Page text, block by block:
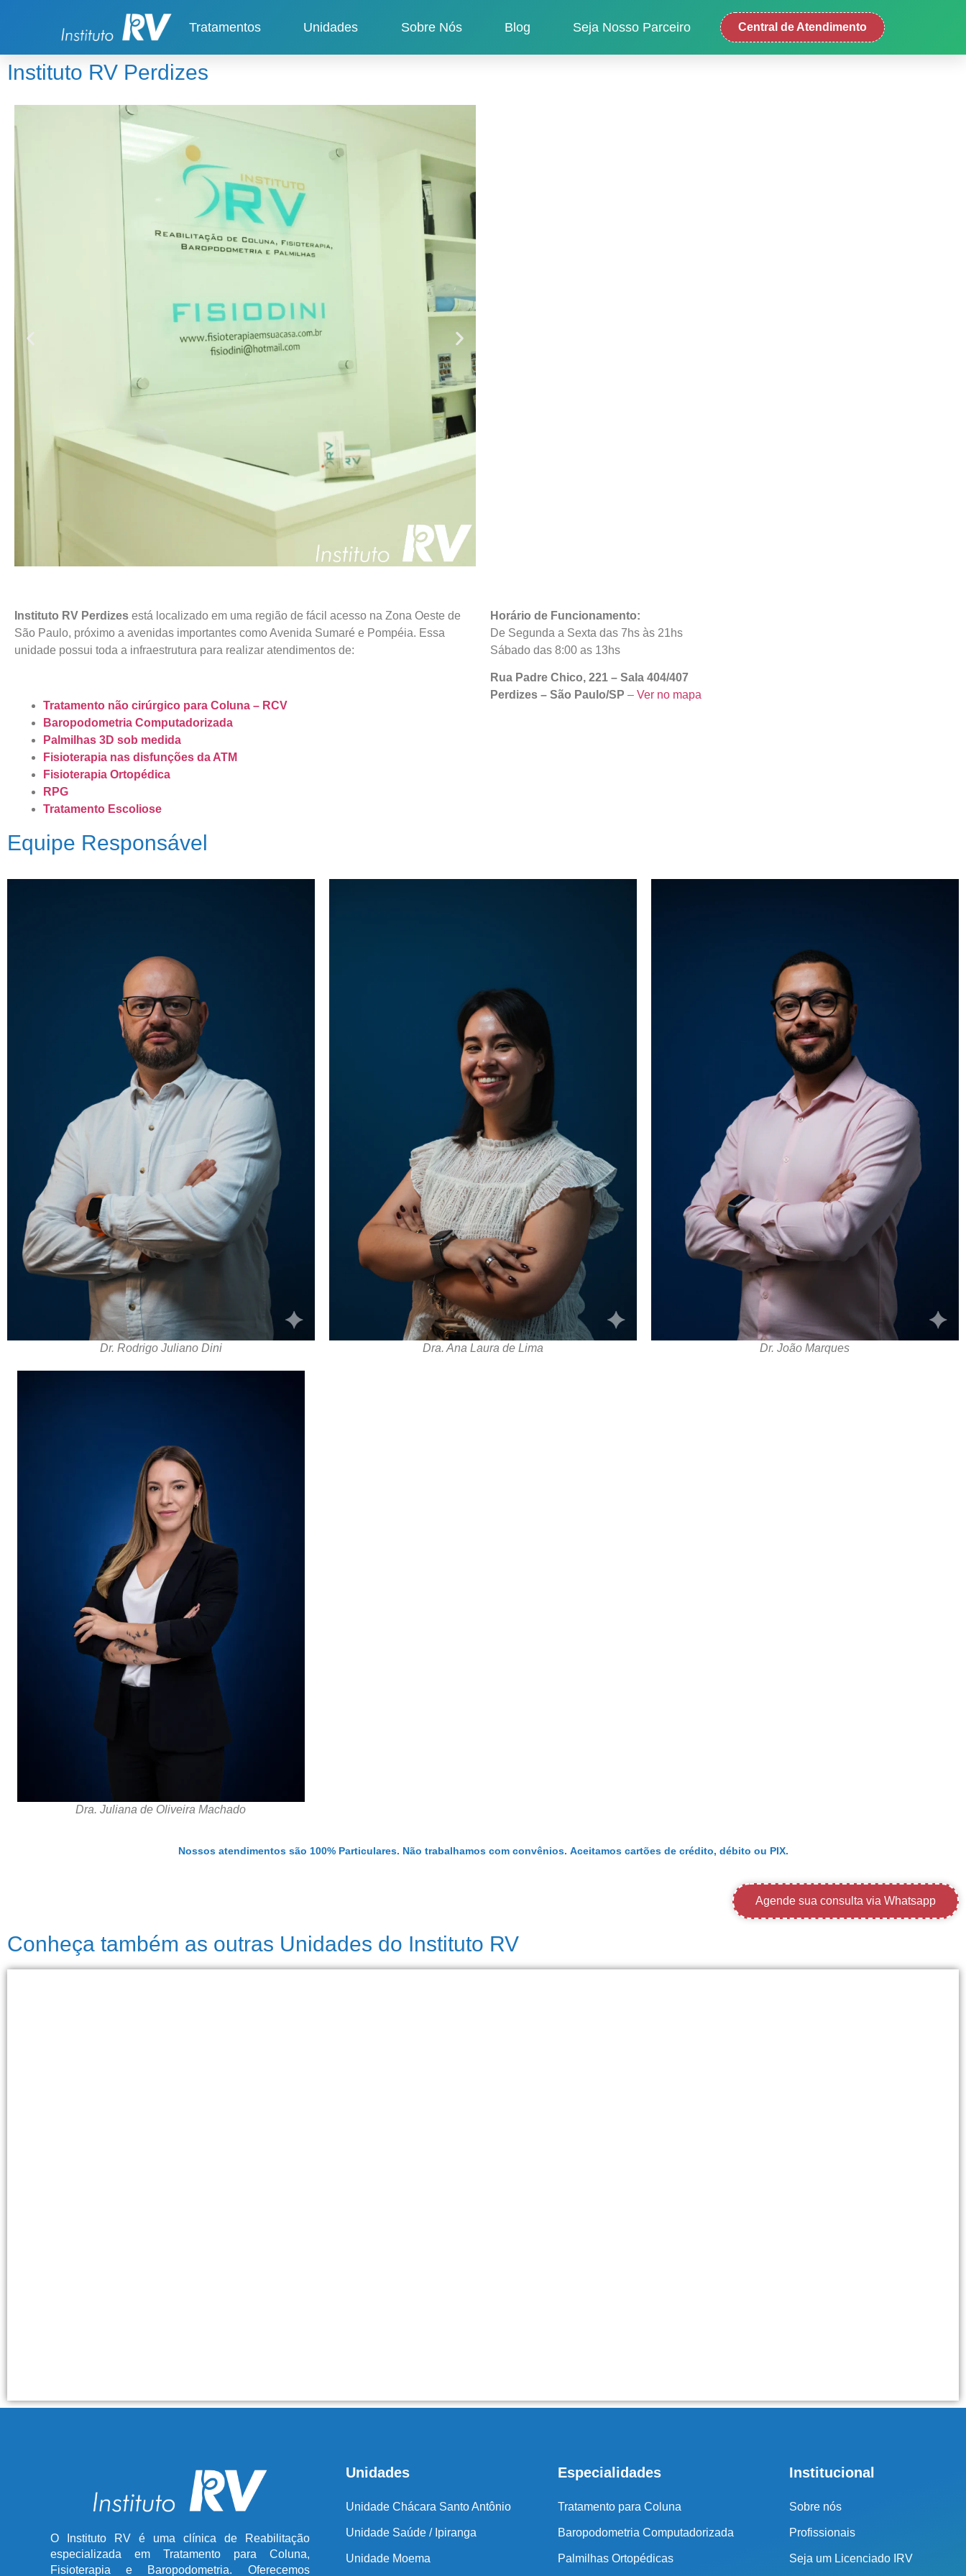
Tratamentos Unidades Sobre Nós Blog Seja Nosso Parceiro Central de Atendimento
Instituto RV Perdizes
Instituto RV Perdizes está localizado em uma região de fácil acesso na Zona Oeste de
São Paulo, próximo a avenidas importantes como Avenida Sumaré e Pompéia. Essa
unidade possui toda a infraestrutura para realizar atendimentos de:
Tratamento não cirúrgico para Coluna – RCV
Baropodometria Computadorizada
Palmilhas 3D sob medida
Fisioterapia nas disfunções da ATM
Fisioterapia Ortopédica
RPG
Tratamento Escoliose
Horário de Funcionamento:
De Segunda a Sexta das 7hs às 21hs
Sábado das 8:00 as 13hs
Rua Padre Chico, 221 – Sala 404/407
Perdizes – São Paulo/SP – Ver no mapa
Equipe Responsável
Dr. Rodrigo Juliano Dini Dra. Ana Laura de Lima Dr. João Marques
Dra. Juliana de Oliveira Machado
Nossos atendimentos são 100% Particulares. Não trabalhamos com convênios. Aceitamos cartões de crédito, débito ou PIX.
Agende sua consulta via Whatsapp
Conheça também as outras Unidades do Instituto RV
O Instituto RV é uma clínica de Reabilitação
especializada em Tratamento para Coluna,
Fisioterapia e Baropodometria. Oferecemos
Unidades
Unidade Chácara Santo Antônio
Unidade Saúde / Ipiranga
Unidade Moema
Especialidades
Tratamento para Coluna
Baropodometria Computadorizada
Palmilhas Ortopédicas
Institucional
Sobre nós
Profissionais
Seja um Licenciado IRV